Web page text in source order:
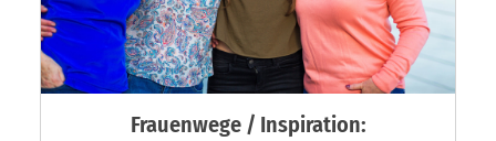
Frauenwege / Inspiration: